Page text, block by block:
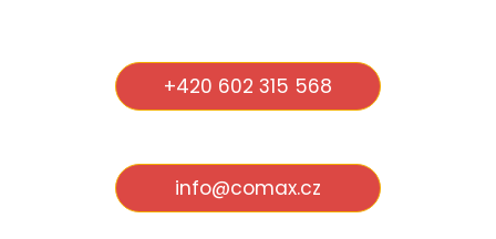
+420 602 315 568
info@comax.cz